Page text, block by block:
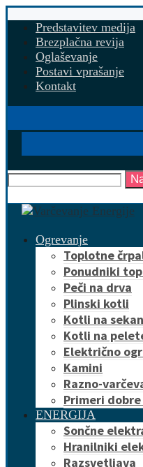
Predstavitev medija
Brezplačna revija
Oglaševanje
Postavi vprašanje
Kontakt
Ogrevanje
Toplotne
Ponudniki
Peči na drva
Plinski kotli
Kotli na
Kotli na
Električno
Kamini
Razno-
Primeri
ENERGIJA
Sončne
Hranilniki
Razsvetljava